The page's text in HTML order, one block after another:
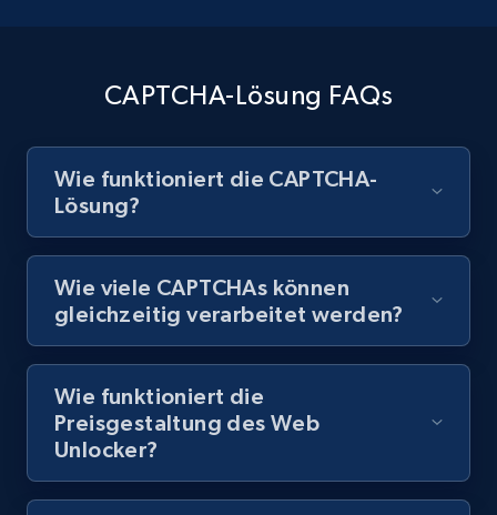
CAPTCHA-Lösung FAQs
Wie funktioniert die CAPTCHA-
Lösung?
Wie viele CAPTCHAs können
gleichzeitig verarbeitet werden?
Wie funktioniert die
Preisgestaltung des Web
Unlocker?